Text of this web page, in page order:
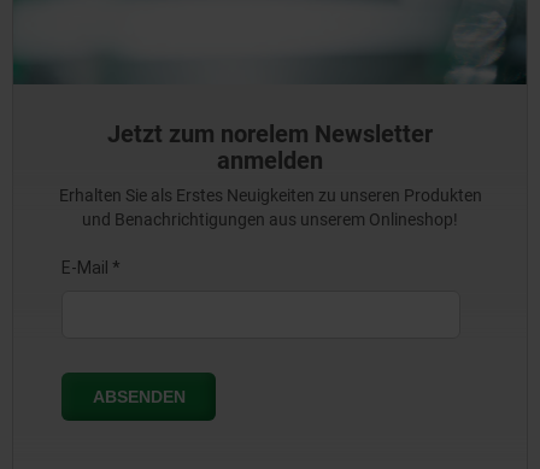
Jetzt zum norelem Newsletter
anmelden
Erhalten Sie als Erstes Neuigkeiten zu unseren Produkten
und Benachrichtigungen aus unserem Onlineshop!